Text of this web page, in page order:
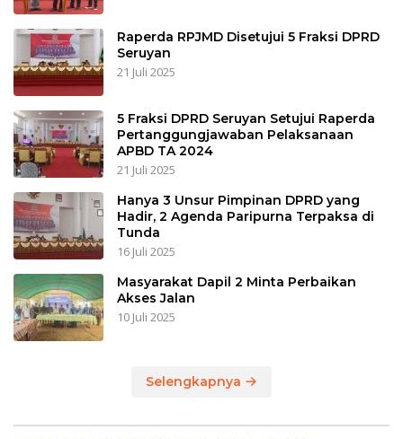
Raperda RPJMD Disetujui 5 Fraksi DPRD
Seruyan
21 Juli 2025
5 Fraksi DPRD Seruyan Setujui Raperda
Pertanggungjawaban Pelaksanaan
APBD TA 2024
21 Juli 2025
Hanya 3 Unsur Pimpinan DPRD yang
Hadir, 2 Agenda Paripurna Terpaksa di
Tunda
16 Juli 2025
Masyarakat Dapil 2 Minta Perbaikan
Akses Jalan
10 Juli 2025
Selengkapnya